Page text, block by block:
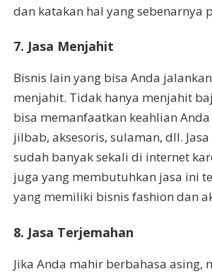
dan katakan hal yang sebenarnya
7. Jasa Menjahit
Bisnis lain yang bisa Anda
menjahit. Tidak hanya menjahit
bisa memanfaatkan keahlian
jilbab, aksesoris, sulaman, dll.
sudah banyak sekali di internet
juga yang membutuhkan jasa ini
yang memiliki bisnis fashion dan
8. Jasa Terjemahan
Jika Anda mahir berbahasa asing,